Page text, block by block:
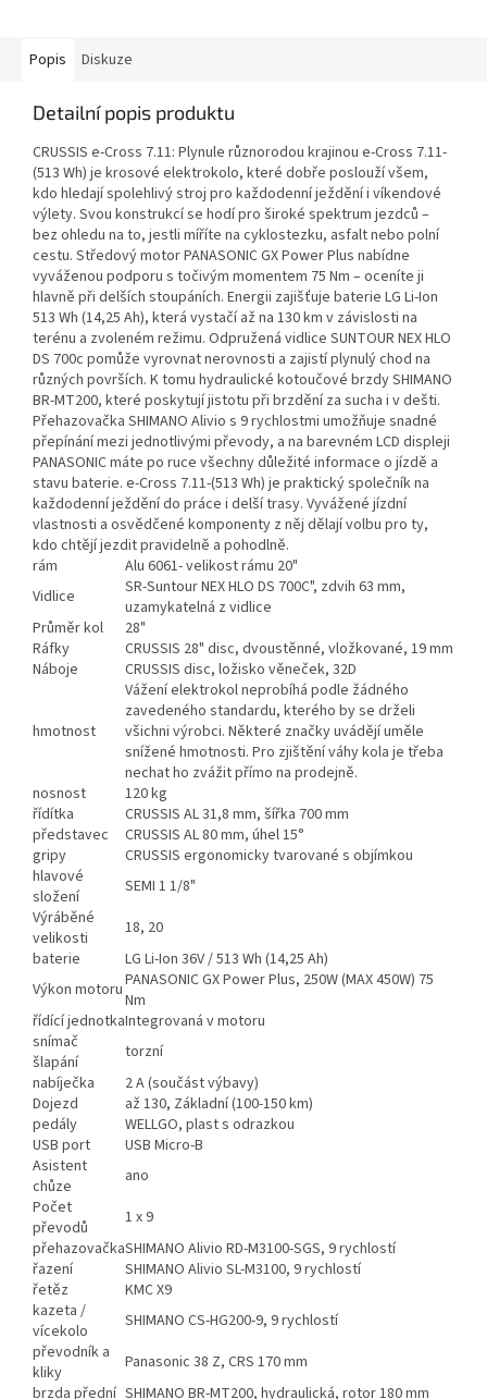
Popis Diskuze
Detailní popis produktu
CRUSSIS e-Cross 7.11: Plynule různorodou krajinou e-Cross 7.11-
(513 Wh) je krosové elektrokolo, které dobře poslouží všem,
kdo hledají spolehlivý stroj pro každodenní ježdění i víkendové
výlety. Svou konstrukcí se hodí pro široké spektrum jezdců –
bez ohledu na to, jestli míříte na cyklostezku, asfalt nebo polní
cestu. Středový motor PANASONIC GX Power Plus nabídne
vyváženou podporu s točivým momentem 75 Nm – oceníte ji
hlavně při delších stoupáních. Energii zajišťuje baterie LG Li-Ion
513 Wh (14,25 Ah), která vystačí až na 130 km v závislosti na
terénu a zvoleném režimu. Odpružená vidlice SUNTOUR NEX HLO
DS 700c pomůže vyrovnat nerovnosti a zajistí plynulý chod na
různých površích. K tomu hydraulické kotoučové brzdy SHIMANO
BR-MT200, které poskytují jistotu při brzdění za sucha i v dešti.
Přehazovačka SHIMANO Alivio s 9 rychlostmi umožňuje snadné
přepínání mezi jednotlivými převody, a na barevném LCD displeji
PANASONIC máte po ruce všechny důležité informace o jízdě a
stavu baterie. e-Cross 7.11-(513 Wh) je praktický společník na
každodenní ježdění do práce i delší trasy. Vyvážené jízdní
vlastnosti a osvědčené komponenty z něj dělají volbu pro ty,
kdo chtějí jezdit pravidelně a pohodlně.
rám
Alu 6061- velikost rámu 20"
Vidlice
SR-Suntour NEX HLO DS 700C", zdvih 63 mm,
uzamykatelná z vidlice
Průměr kol
28"
Ráfky
CRUSSIS 28" disc, dvoustěnné, vložkované, 19 mm
Náboje
CRUSSIS disc, ložisko věneček, 32D
hmotnost
Vážení elektrokol neprobíhá podle žádného
zavedeného standardu, kterého by se drželi
všichni výrobci. Některé značky uvádějí uměle
snížené hmotnosti. Pro zjištění váhy kola je třeba
nechat ho zvážit přímo na prodejně.
nosnost
120 kg
řídítka
CRUSSIS AL 31,8 mm, šířka 700 mm
představec
CRUSSIS AL 80 mm, úhel 15°
gripy
CRUSSIS ergonomicky tvarované s objímkou
hlavové
složení
SEMI 1 1/8"
Výráběné
velikosti
18, 20
baterie
LG Li-Ion 36V / 513 Wh (14,25 Ah)
Výkon motoruPANASONIC GX Power Plus, 250W (MAX 450W) 75
Nm
řídící jednotkaIntegrovaná v motoru
snímač
šlapání
torzní
nabíječka
2 A (součást výbavy)
Dojezd
až 130, Základní (100-150 km)
pedály
WELLGO, plast s odrazkou
USB port
USB Micro-B
Asistent
chůze
ano
Počet
převodů
1 x 9
přehazovačkaSHIMANO Alivio RD-M3100-SGS, 9 rychlostí
řazení
SHIMANO Alivio SL-M3100, 9 rychlostí
řetěz
KMC X9
kazeta /
vícekolo
SHIMANO CS-HG200-9, 9 rychlostí
převodník a
kliky
Panasonic 38 Z, CRS 170 mm
brzda přední SHIMANO BR-MT200, hydraulická, rotor 180 mm